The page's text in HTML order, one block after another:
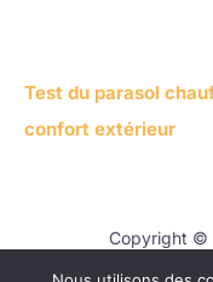
Test du parasol
confort extérieur
Copyright ©